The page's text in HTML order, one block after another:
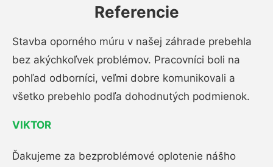
Referencie
Stavba oporného múru v našej záhrade prebehla
bez akýchkoľvek problémov. Pracovníci boli na
pohľad odborníci, veľmi dobre komunikovali a
všetko prebehlo podľa dohodnutých podmienok.
VIKTOR
Ďakujeme za bezproblémové oplotenie nášho